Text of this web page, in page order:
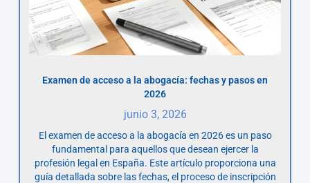
Examen de acceso a la abogacía: fechas y pasos en
2026
junio 3, 2026
El examen de acceso a la abogacía en 2026 es un paso
fundamental para aquellos que desean ejercer la
profesión legal en España. Este artículo proporciona una
guía detallada sobre las fechas, el proceso de inscripción